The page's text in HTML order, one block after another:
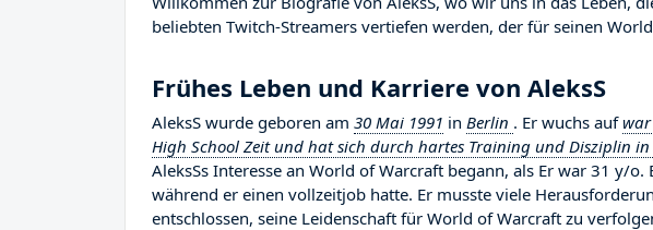
beliebten Twitch-Streamers vertiefen werden, der für seinen
Frühes Leben und Karriere von AleksS
AleksS wurde geboren am 30 Mai 1991 in Berlin . Er wuchs aufwar
High School Zeit und hat sich durch hartes Training und Disziplin
AleksSs Interesse an World of Warcraft begann, als Er war 31 y/
während er einen vollzeitjob hatte. Er musste viele
entschlossen, seine Leidenschaft für World of Warcraft zu